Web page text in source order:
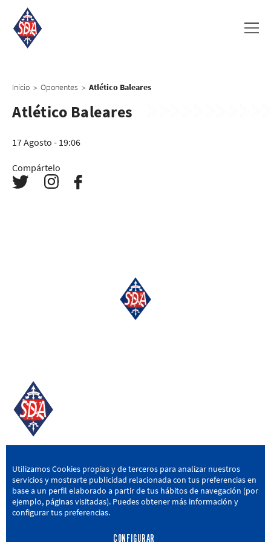
Inicio > Oponentes > Atlético Baleares
Atlético Baleares
17 Agosto - 19:06
Compártelo
SD AMOREBIETA
San Miguel Kalea, 16, 48340 Amorebieta, Bizkaia
946 604 751 | sda@sdamorebieta.eus
Utilizamos Cookies propias y de terceros para analizar nuestros
servicios y mostrarte publicidad relacionada con tus preferencias en
base a un perfil elaborado a partir de tus hábitos de navegación (por
ejemplo, páginas visitadas). Puedes obtener más información y
configurar tus preferencias.
CONFIGURAR